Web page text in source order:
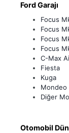
Ford Garajı
Focus
Focus
Focus
Focus
C-Max
Fiesta
Kuga
Mondeo
Diğer
Otomobil